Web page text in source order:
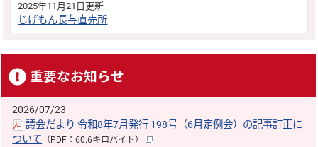
2025年11月21日更新
じげもん長与直売所
重要なお知らせ
2026/07/23
議会だより 令和8年7月発行 198号（6月定例会）の記事訂正に
ついて （PDF：60.6キロバイト）